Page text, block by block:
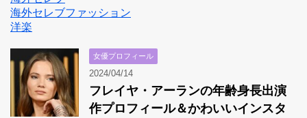
海外セレブファッション
洋楽
女優プロフィール
2024/04/14
フレイヤ・アーランの年齢身長出演
作プロフィール＆かわいいインスタ